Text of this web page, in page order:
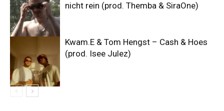
nicht rein (prod. Themba & SiraOne)
Kwam.E & Tom Hengst – Cash & Hoes
(prod. Isee Julez)